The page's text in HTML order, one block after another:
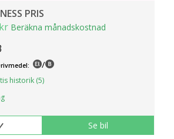
PRIS
Beräkna månadskostnad
/
historik (5)
Se bil